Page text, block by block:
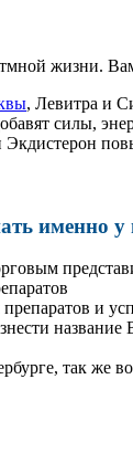
жизни.
, Левитра и
силы,
именно у
и
так же